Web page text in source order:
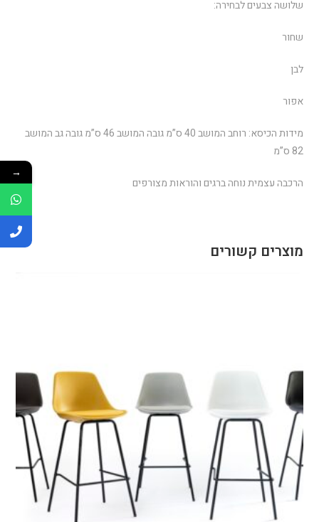
שלושה צבעים לבחירה:
שחור
לבן
אפור
מידות הכיסא: רוחב המושב 40 ס”מ גובה המושב 46 ס”מ גובה גב המושב
82 ס”מ
הרכבה עצמית נוחה ברגים והוראות מצורפים
מוצרים קשורים
→